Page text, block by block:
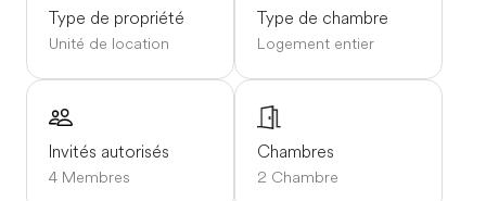
Avenue. Vous y trouverez à proximité une épicerie, un
bureau de poste et des parcs.
Se déplacer
Les transports en commun sont accessibles à deux rues
proximité : Millburn et Maplewood.
Type de propriété
Unité de location
Type de chambre
Logement entier
Invités autorisés
4 Membres
Chambres
2 Chambre